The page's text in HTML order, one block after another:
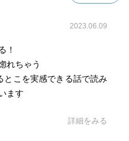
2023.06.09
！
れちゃう
とこを実感できる話で読み
ます
詳細をみる